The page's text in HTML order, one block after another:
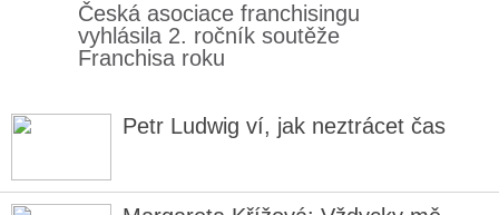
Česká asociace franchisingu
vyhlásila 2. ročník soutěže
Franchisa roku
Petr Ludwig ví, jak neztrácet čas